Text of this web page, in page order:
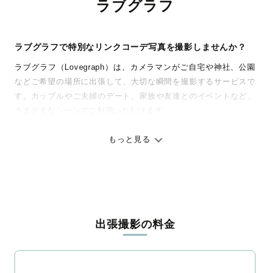
ラブグラフ
ラブグラフで特別なリンクコーデ写真を撮影しませんか？
ラブグラフ（Lovegraph）は、カメラマンがご自宅や神社、公園
などご希望の場所に出張して、大切な瞬間を撮影するサービスで
す。カップルやご夫婦のデート、家族や友達とのイベントなど、
ありのままの空気感を大切に、何十年経っても見返したくなるよ
ィを身につけたプロのカメラマンが全国47都道府県に在籍してい
ます。創業10年のノウハウを活かし、思い出に残る素敵な撮影体
験をお届けします。
もっと見る
出張撮影の料金